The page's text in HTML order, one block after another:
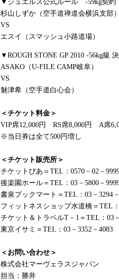
▼ジュエルス公式ルール -59kg契
杉山しずか（空手道禅道会横浜支部
VS
エスイ（スマッシュ小路道場）
▼ROUGH STONE GP 2010 -56kg級
ASAKO（U-FILE CAMP岐阜）
VS
魅津希（空手道白心会）
＜チケット料金＞
VIP席12,000円 RS席8,000円 A席
※当日券は全て500円増し
＜チケット販売所＞
チケットぴあ＝TEL：0570－02－
後楽園ホール＝TEL：03－5800－
書泉ブックマート＝TEL：03－3294
フィットネスショップ水道橋＝TEL
チケット＆トラベルT－1＝TEL：03
東京イサミ＝TEL：03－3352－4083
＜お問い合わせ＞
株式会社マーヴェラスジャパン
担当：勝井